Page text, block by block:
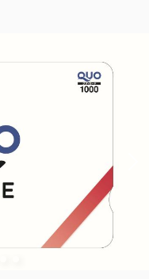
円
名
室
税・サービス料込
14,900